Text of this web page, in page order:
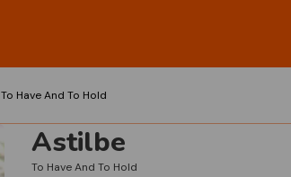
To Have And To Hold
Astilbe
To Have And To Hold